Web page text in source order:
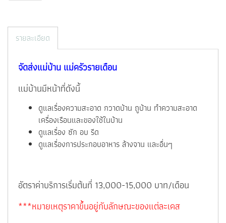
รายละเอียด
จัดส่งแม่บ้าน แม่ครัวรายเดือน
แม่บ้านมีหน้าที่ดังนี้
ดูแลเรื่องความสะอาด กวาดบ้าน ถูบ้าน ทำความสะอาด
เครื่องเรือนและของใช้ในบ้าน
ดูแลเรื่อง ซัก อบ รีด
ดูแลเรื่องการประกอบอาหาร ล้างจาน และอื่นๆ
อัตราค่าบริการเริ่มต้นที่ 13,000-15,000 บาท/เดือน
***หมายเหตุราคาขึ้นอยู่กับลักษณะของแต่ละเคส